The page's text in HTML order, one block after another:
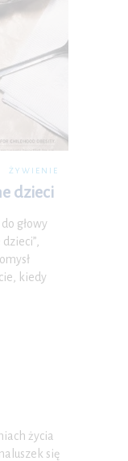
ŻYWIENIE
dzieci
głowy
kiedy
życia
się